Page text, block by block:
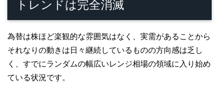
トレンドは完全消滅
為替は株ほど楽観的な雰囲気はなく、実需があることから
それなりの動きは日々継続しているものの方向感は乏し
く、すでにランダムの幅広いレンジ相場の領域に入り始め
ている状況です。